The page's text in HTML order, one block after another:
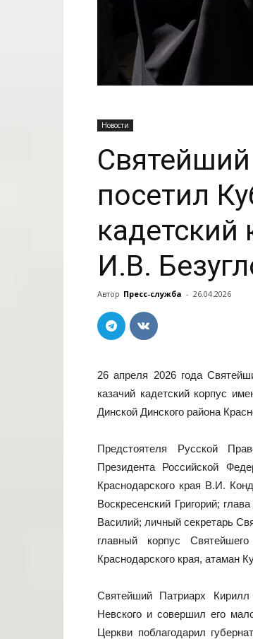
Новости
посетил
кадетский
И.В.
Автор Пресс-служба - 26.04.2026
26 апреля 2026 года
казачий кадетский корпус
Динской Динского района
Предстоятеля Русской
Президента Российской
Краснодарского края В.И.
Воскресенский Григорий;
Василий; личный секретарь
главный корпус
Краснодарского края, атаман
Святейший Патриарх
Невского и совершил его
Церкви поблагодарил